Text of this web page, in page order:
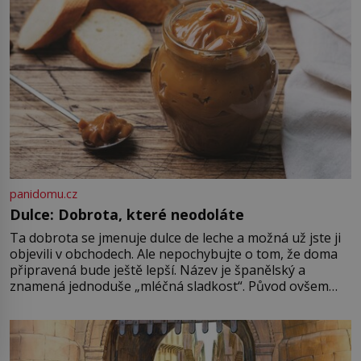
panidomu.cz
Dulce: Dobrota, které neodoláte
Ta dobrota se jmenuje dulce de leche a možná už jste ji
objevili v obchodech. Ale nepochybujte o tom, že doma
připravená bude ještě lepší. Název je španělský a
znamená jednoduše „mléčná sladkost“. Původ ovšem
pře hned několik latinskoamerických zemí a k tomu
Francie, kde se traduje,